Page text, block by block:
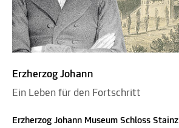
Erzherzog Johann
Ein Leben für den Fortschritt
Erzherzog Johann Museum Schloss Stainz